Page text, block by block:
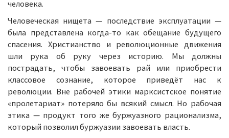
человека.
Человеческая нищета — последствие эксплуатации —
была представлена когда-то как обещание будущего
спасения. Христианство и революционные движения
шли рука об руку через историю. Мы должны
пострадать, чтобы завоевать рай или приобрести
классовое сознание, которое приведёт нас к
революции. Вне рабочей этики марксистское понятие
«пролетариат» потеряло бы всякий смысл. Но рабочая
этика — продукт того же буржуазного рационализма,
который позволил буржуазии завоевать власть.